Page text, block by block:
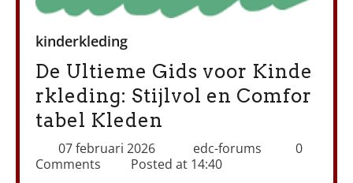
kinderkleding
De Ultieme Gids voor Kinde
rkleding: Stijlvol en Comfor
tabel Kleden
07 februari 2026 edc-forums
0
Comments
Posted at 14:40